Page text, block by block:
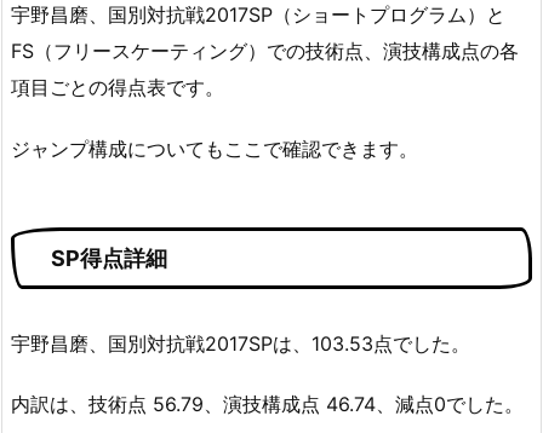
宇野昌磨、国別対抗戦2017SP（ショートプログラム）と
FS（フリースケーティング）での技術点、演技構成点の各
項目ごとの得点表です。
ジャンプ構成についてもここで確認できます。
SP得点詳細
宇野昌磨、国別対抗戦2017SPは、103.53点でした。
内訳は、技術点 56.79、演技構成点 46.74、減点0でした。